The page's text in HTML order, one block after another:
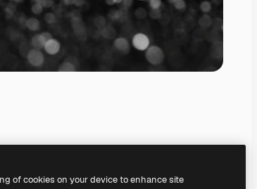
of cookies on your device to enhance site